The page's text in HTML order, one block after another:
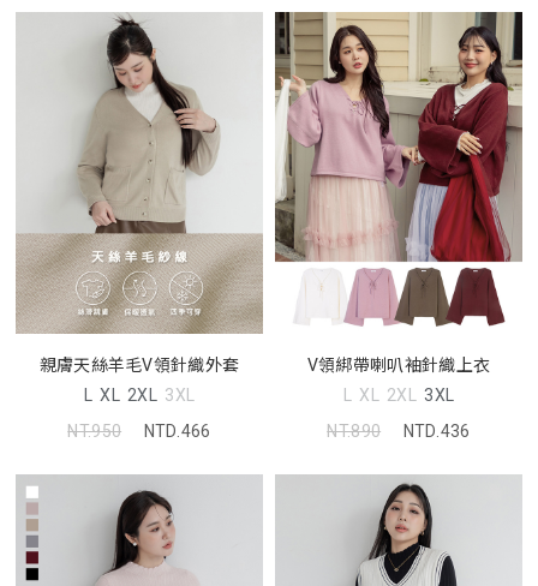
親膚天絲羊毛V領針織外套
L XL 2XL 3XL
NT.950
NTD.466
V領綁帶喇叭袖針織上衣
L XL 2XL 3XL
NT.890
NTD.436